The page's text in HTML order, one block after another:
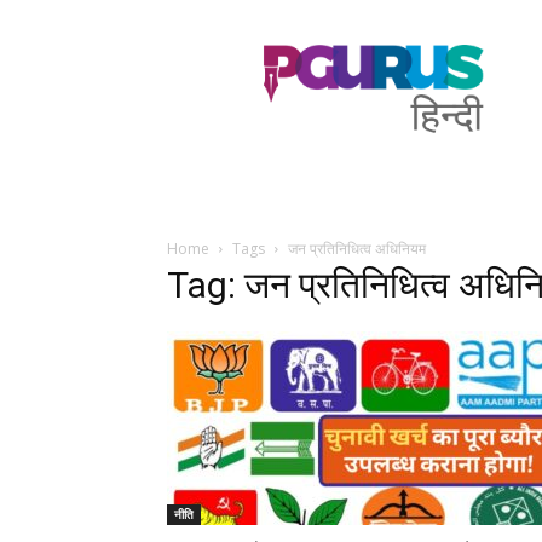
PGurus
Hindi
Home Tags जन प्रतिनिधित्व अधिनियम
Tag: जन प्रतिनिधित्व
नीति